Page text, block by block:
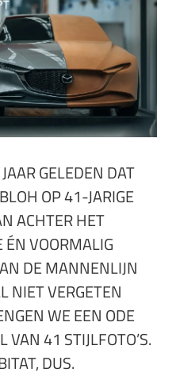
GELEDEN DAT
OP 41-JARIGE
ACHTER HET
VOORMALIG
DE MANNENLIJN
NIET VERGETEN
WE EEN ODE
41 STIJLFOTO’S.
DUS.